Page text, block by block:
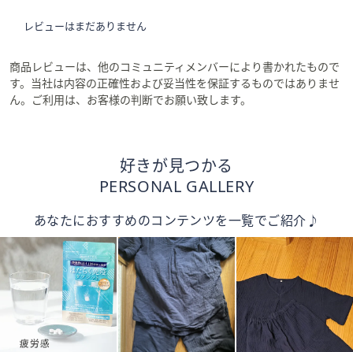
レビューはまだありません
商品レビューは、他のコミュニティメンバーにより書かれたもので
す。当社は内容の正確性および妥当性を保証するものではありませ
ん。ご利用は、お客様の判断でお願い致します。
好きが見つかる
PERSONAL GALLERY
あなたにおすすめのコンテンツを一覧でご紹介♪